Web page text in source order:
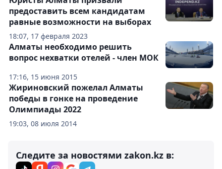
18:07, 17 февраля 2023
предоставить всем кандидатам
равные возможности на выборах
17:16, 15 июня 2015
Алматы необходимо решить
вопрос нехватки отелей - член МОК
19:03, 08 июля 2014
Жириновский пожелал Алматы
победы в гонке на проведение
Олимпиады 2022
Следите за новостями zakon.kz в: